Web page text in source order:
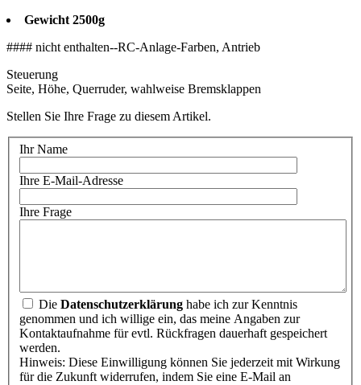
Gewicht 2500g
#### nicht enthalten--RC-Anlage-Farben, Antrieb
Steuerung
Seite, Höhe, Querruder, wahlweise Bremsklappen
Stellen Sie Ihre Frage zu diesem Artikel.
Ihr Name
Ihre E-Mail-Adresse
Ihre Frage
Die Datenschutzerklärung habe ich zur Kenntnis
genommen und ich willige ein, das meine Angaben zur
Kontaktaufnahme für evtl. Rückfragen dauerhaft gespeichert
werden.
Hinweis: Diese Einwilligung können Sie jederzeit mit Wirkung
für die Zukunft widerrufen, indem Sie eine E-Mail an